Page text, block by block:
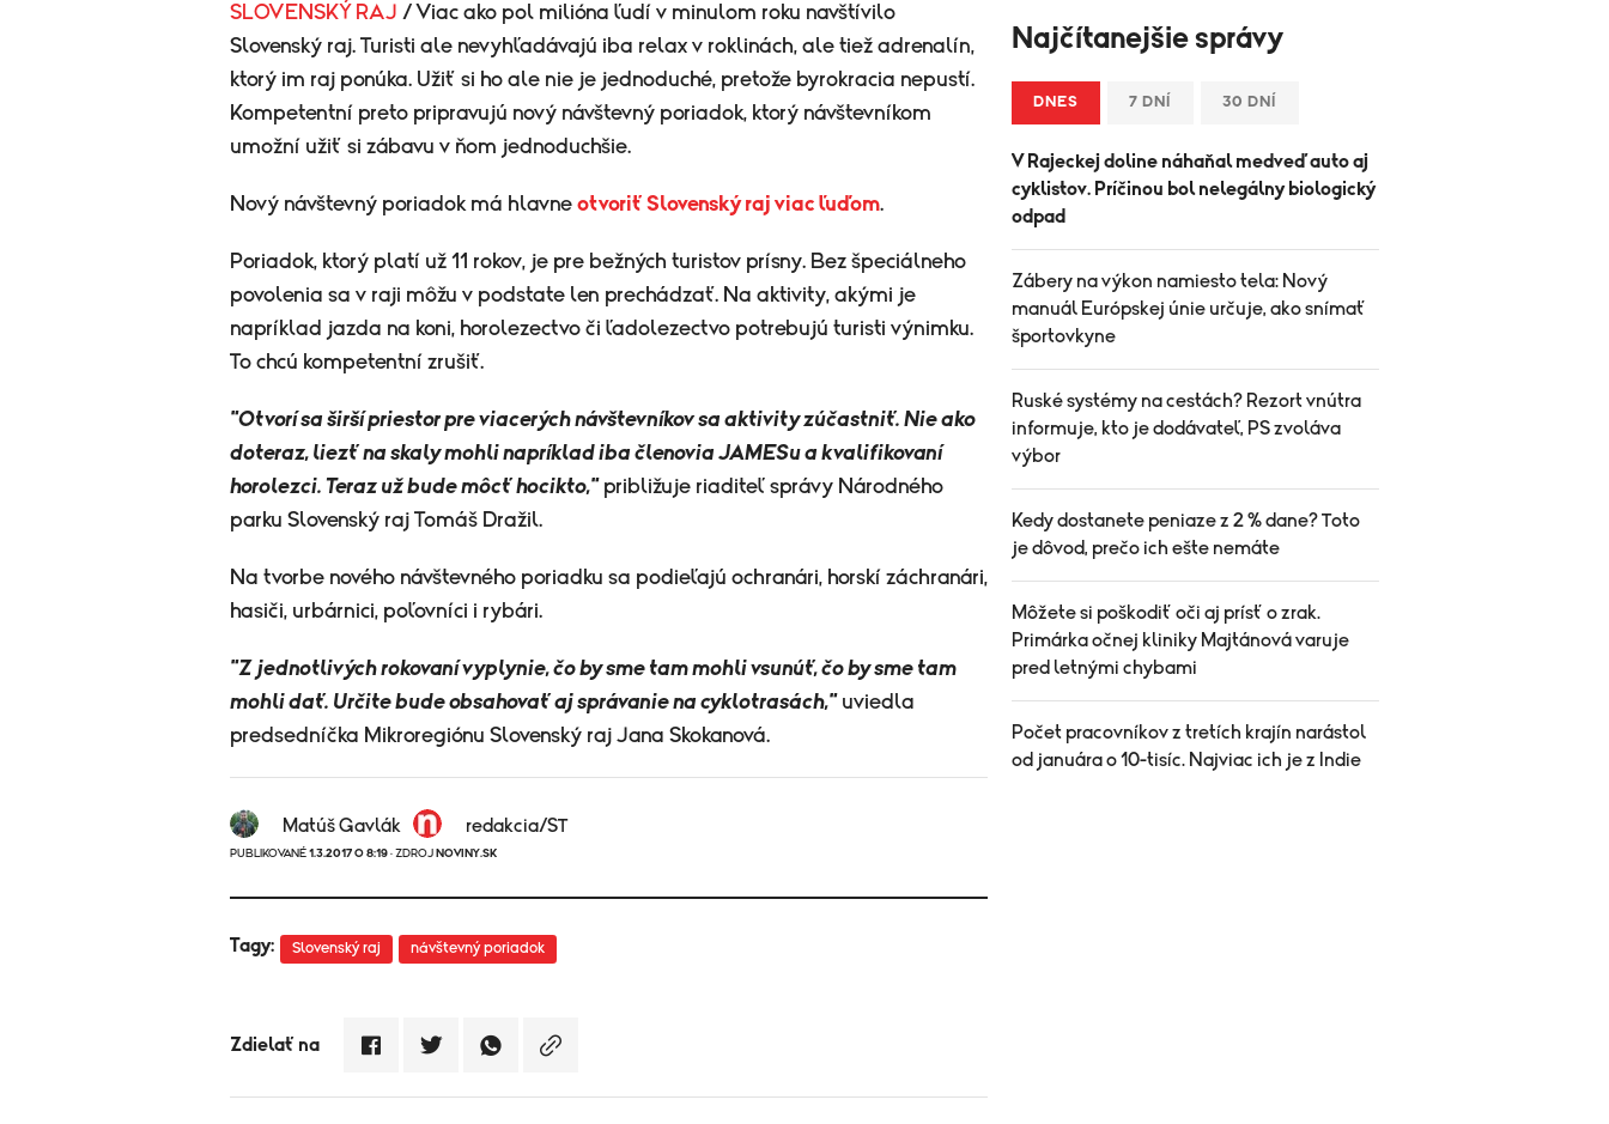
SLOVENSKÝ RAJ / Viac ako pol milióna ľudí v minulom roku navštívilo
Slovenský raj. Turisti ale nevyhľadávajú iba relax v roklinách, ale tiež adrenalín,
ktorý im raj ponúka. Užiť si ho ale nie je jednoduché, pretože byrokracia nepustí.
Kompetentní preto pripravujú nový návštevný poriadok, ktorý návštevníkom
umožní užiť si zábavu v ňom jednoduchšie.
Nový návštevný poriadok má hlavne otvoriť Slovenský raj viac ľuďom.
Poriadok, ktorý platí už 11 rokov, je pre bežných turistov prísny. Bez špeciálneho
povolenia sa v raji môžu v podstate len prechádzať. Na aktivity, akými je
napríklad jazda na koni, horolezectvo či ľadolezectvo potrebujú turisti výnimku.
To chcú kompetentní zrušiť.
"Otvorí sa širší priestor pre viacerých návštevníkov sa aktivity zúčastniť. Nie ako
doteraz, liezť na skaly mohli napríklad iba členovia JAMESu a kvalifikovaní
horolezci. Teraz už bude môcť hocikto," približuje riaditeľ správy Národného
parku Slovenský raj Tomáš Dražil.
Na tvorbe nového návštevného poriadku sa podieľajú ochranári, horskí záchranári,
hasiči, urbárnici, poľovníci i rybári.
"Z jednotlivých rokovaní vyplynie, čo by sme tam mohli vsunúť, čo by sme tam
mohli dať. Určite bude obsahovať aj správanie na cyklotrasách," uviedla
predsedníčka Mikroregiónu Slovenský raj Jana Skokanová.
Matúš Gavlák redakcia/ST
PUBLIKOVANÉ 1.3.2017 O 8:19 · ZDROJ NOVINY.SK
Tagy: Slovenský raj návštevný poriadok
Zdielať na
Najčítanejšie správy
DNES 7 DNÍ 30 DNÍ
V Rajeckej doline náhaňal medveď auto aj
cyklistov. Príčinou bol nelegálny biologický
odpad
Zábery na výkon namiesto tela: Nový
manuál Európskej únie určuje, ako snímať
športovkyne
Ruské systémy na cestách? Rezort vnútra
informuje, kto je dodávateľ, PS zvoláva
výbor
Kedy dostanete peniaze z 2 % dane? Toto
je dôvod, prečo ich ešte nemáte
Môžete si poškodiť oči aj prísť o zrak.
Primárka očnej kliniky Majtánová varuje
pred letnými chybami
Počet pracovníkov z tretích krajín narástol
od januára o 10-tisíc. Najviac ich je z Indie